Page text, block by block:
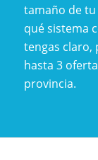
tamaño de
qué sistema
tengas claro,
hasta 3
provincia.